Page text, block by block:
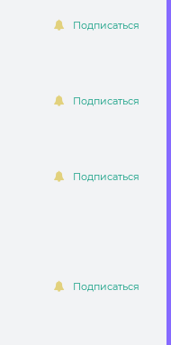
Подписаться
Подписаться
Подписаться
Подписаться